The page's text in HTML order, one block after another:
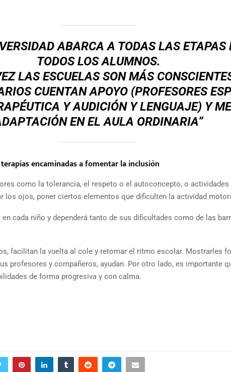
ABARCA A TODAS LAS ETAPAS
TODOS LOS ALUMNOS.
LAS ESCUELAS SON MÁS
CUENTAN APOYO (PROFESORES
Y AUDICIÓN Y LENGUAJE) Y
EN EL AULA ORDINARIA”
encaminadas a fomentar la inclusión
como la tolerancia, el respeto o el autoconcepto, o
los ojos, poner ciertos elementos que dificulten la actividad
cada niño y dependerá tanto de sus dificultades como de las
facilitan la vuelta al cole y retomar el ritmo escolar. Mostrarles
profesores y compañeros, ayudan. Por otro lado, es importante
de forma progresiva y con calma.